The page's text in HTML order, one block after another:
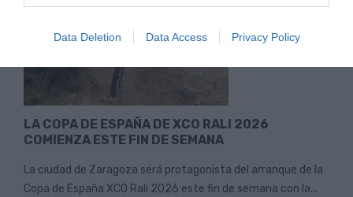
Data Deletion Data Access Privacy Policy
LA COPA DE ESPAÑA DE XCO RALI 2026
COMIENZA ESTE FIN DE SEMANA
La ciudad de Zaragoza será protagonista del arranque de la
Copa de España XCO Rali 2026 este fin de semana con la...